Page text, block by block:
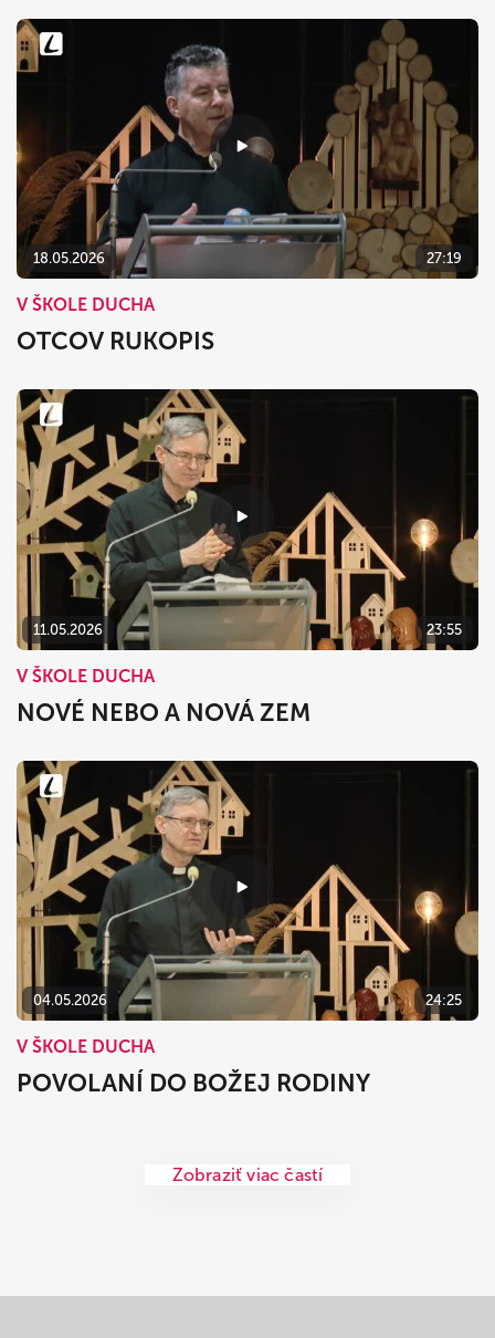
18.05.2026 27:19
V ŠKOLE DUCHA
OTCOV RUKOPIS
11.05.2026 23:55
V ŠKOLE DUCHA
NOVÉ NEBO A NOVÁ ZEM
04.05.2026 24:25
V ŠKOLE DUCHA
POVOLANÍ DO BOŽEJ RODINY
Zobraziť viac častí